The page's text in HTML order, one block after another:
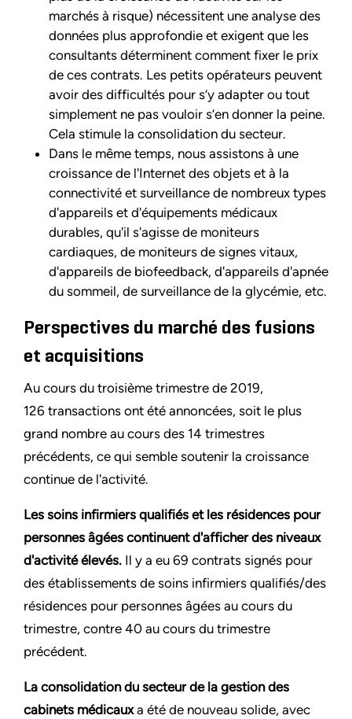
marchés à risque) nécessitent une analyse des
données plus approfondie et exigent que les
consultants déterminent comment fixer le prix
de ces contrats. Les petits opérateurs peuvent
avoir des difficultés pour s’y adapter ou tout
simplement ne pas vouloir s’en donner la peine.
Cela stimule la consolidation du secteur.
Dans le même temps, nous assistons à une
croissance de l'Internet des objets et à la
connectivité et surveillance de nombreux types
d'appareils et d'équipements médicaux
durables, qu'il s'agisse de moniteurs
cardiaques, de moniteurs de signes vitaux,
d'appareils de biofeedback, d'appareils d'apnée
du sommeil, de surveillance de la glycémie, etc.
Perspectives du marché des fusions
et acquisitions
Au cours du troisième trimestre de 2019,
126 transactions ont été annoncées, soit le plus
grand nombre au cours des 14 trimestres
précédents, ce qui semble soutenir la croissance
continue de l'activité.
Les soins infirmiers qualifiés et les résidences pour
personnes âgées continuent d'afficher des niveaux
d'activité élevés. Il y a eu 69 contrats signés pour
des établissements de soins infirmiers qualifiés/des
résidences pour personnes âgées au cours du
trimestre, contre 40 au cours du trimestre
précédent.
La consolidation du secteur de la gestion des
cabinets médicauxa été de nouveau solide, avec